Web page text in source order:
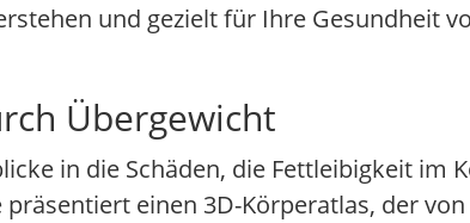
und gezielt für Ihre Gesundheit
Übergewicht
in die Schäden, die Fettleibigkeit im
einen 3D-Körperatlas, der